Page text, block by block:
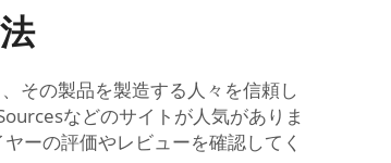
その製品を製造する人々を信頼し
などのサイトが人気がありま
ーの評価やレビューを確認してく